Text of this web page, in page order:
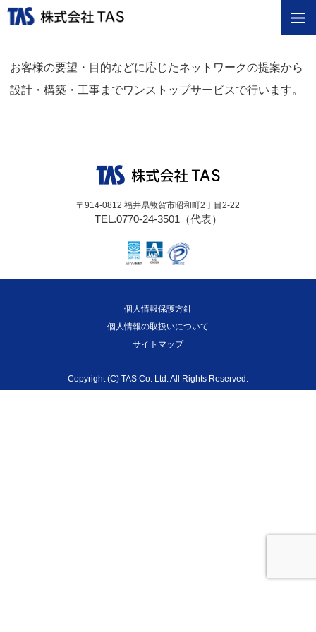
お客様の要望・目的などに応じたネットワークの提案から
設計・構築・工事までワンストップサービスで行います。
〒914-0812 福井県敦賀市昭和町2丁目2-22
TEL.0770-24-3501（代表）
個人情報保護方針
個人情報の取扱いについて
サイトマップ
Copyright (C) TAS Co. Ltd. All Rights Reserved.